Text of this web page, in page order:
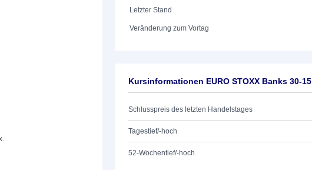
Letzter Stand
Veränderung zum Vortag
Kursinformationen EURO STOXX Banks 30-15
Schlusspreis des letzten Handelstages
Tagestief/-hoch
52-Wochentief/-hoch